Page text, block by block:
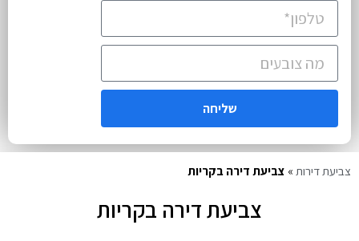
שליחה
צביעת דירות » צביעת דירה בקריות
צביעת דירה בקריות